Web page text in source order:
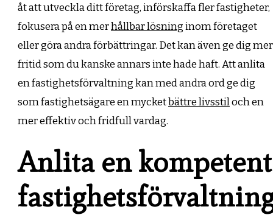
åt att utveckla ditt företag, införskaffa fler fastigheter,
fokusera på en merhållbar lösninginom företaget
eller göra andra förbättringar. Det kan även ge dig mer
fritid som du kanske annars inte hade haft. Att anlita
en fastighetsförvaltning kan med andra ord ge dig
som fastighetsägare en mycketbättre livsstiloch en
mer effektiv och fridfull vardag.
Anlita en kompetent